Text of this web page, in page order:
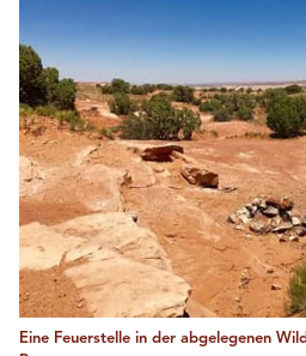
Eine Feuerstelle in der abgelegenen